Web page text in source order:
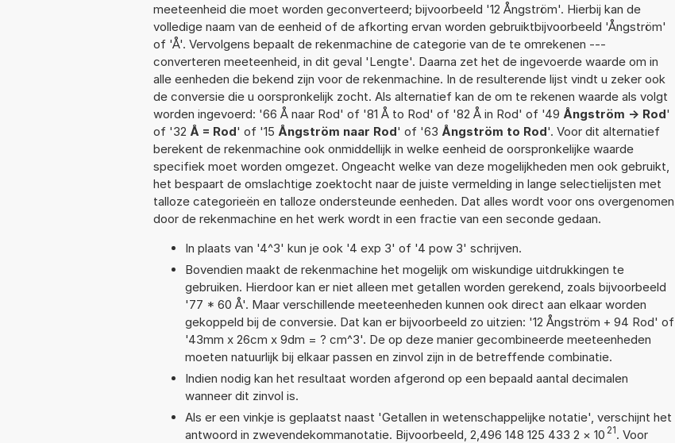
meeteenheid die moet worden geconverteerd; bijvoorbeeld '12 Ångström'. Hierbij kan de
volledige naam van de eenheid of de afkorting ervan worden gebruiktbijvoorbeeld 'Ångström'
of 'Å'. Vervolgens bepaalt de rekenmachine de categorie van de te omrekenen ---
converteren meeteenheid, in dit geval 'Lengte'. Daarna zet het de ingevoerde waarde om in
alle eenheden die bekend zijn voor de rekenmachine. In de resulterende lijst vindt u zeker ook
de conversie die u oorspronkelijk zocht. Als alternatief kan de om te rekenen waarde als volgt
worden ingevoerd: '66 Å naar Rod' of '81 Å to Rod' of '82 Å in Rod' of '49 Ångström -> Rod'
of '32 Å = Rod' of '15 Ångström naar Rod' of '63 Ångström to Rod'. Voor dit alternatief
berekent de rekenmachine ook onmiddellijk in welke eenheid de oorspronkelijke waarde
specifiek moet worden omgezet. Ongeacht welke van deze mogelijkheden men ook gebruikt,
het bespaart de omslachtige zoektocht naar de juiste vermelding in lange selectielijsten met
talloze categorieën en talloze ondersteunde eenheden. Dat alles wordt voor ons overgenomen
door de rekenmachine en het werk wordt in een fractie van een seconde gedaan.
In plaats van '4^3' kun je ook '4 exp 3' of '4 pow 3' schrijven.
Bovendien maakt de rekenmachine het mogelijk om wiskundige uitdrukkingen te
gebruiken. Hierdoor kan er niet alleen met getallen worden gerekend, zoals bijvoorbeeld
'77 * 60 Å'. Maar verschillende meeteenheden kunnen ook direct aan elkaar worden
gekoppeld bij de conversie. Dat kan er bijvoorbeeld zo uitzien: '12 Ångström + 94 Rod' of
'43mm x 26cm x 9dm = ? cm^3'. De op deze manier gecombineerde meeteenheden
moeten natuurlijk bij elkaar passen en zinvol zijn in de betreffende combinatie.
Indien nodig kan het resultaat worden afgerond op een bepaald aantal decimalen
wanneer dit zinvol is.
Als er een vinkje is geplaatst naast 'Getallen in wetenschappelijke notatie', verschijnt het
antwoord in zwevendekommanotatie. Bijvoorbeeld, 2,496 148 125 433 2 × 10 21. Voor